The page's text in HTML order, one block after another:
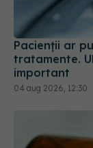
Pacienții ar
tratamente.
important
04 aug 2026, 12:30